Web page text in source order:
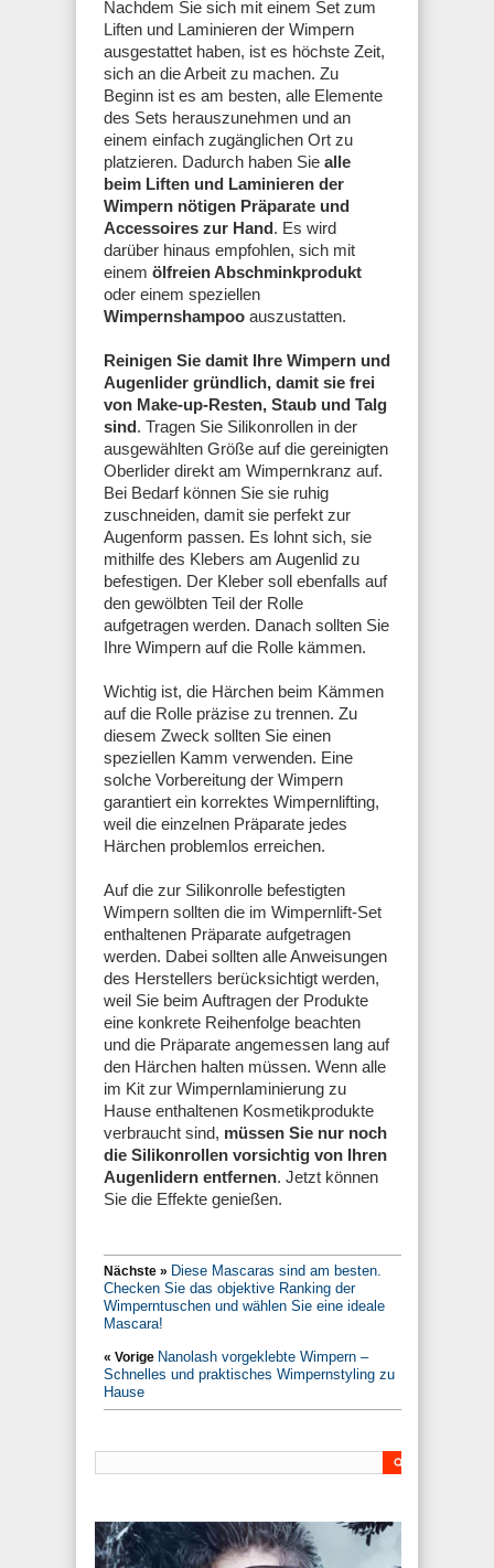
Nachdem Sie sich mit einem Set zum
Liften und Laminieren der Wimpern
ausgestattet haben, ist es höchste Zeit,
sich an die Arbeit zu machen. Zu
Beginn ist es am besten, alle Elemente
des Sets herauszunehmen und an
einem einfach zugänglichen Ort zu
platzieren. Dadurch haben Sie alle
beim Liften und Laminieren der
Wimpern nötigen Präparate und
Accessoires zur Hand. Es wird
darüber hinaus empfohlen, sich mit
einem ölfreien Abschminkprodukt
oder einem speziellen
Wimpernshampoo auszustatten.
Reinigen Sie damit Ihre Wimpern und
Augenlider gründlich, damit sie frei
von Make-up-Resten, Staub und Talg
sind. Tragen Sie Silikonrollen in der
ausgewählten Größe auf die gereinigten
Oberlider direkt am Wimpernkranz auf.
Bei Bedarf können Sie sie ruhig
zuschneiden, damit sie perfekt zur
Augenform passen. Es lohnt sich, sie
mithilfe des Klebers am Augenlid zu
befestigen. Der Kleber soll ebenfalls auf
den gewölbten Teil der Rolle
aufgetragen werden. Danach sollten Sie
Ihre Wimpern auf die Rolle kämmen.
Wichtig ist, die Härchen beim Kämmen
auf die Rolle präzise zu trennen. Zu
diesem Zweck sollten Sie einen
speziellen Kamm verwenden. Eine
solche Vorbereitung der Wimpern
garantiert ein korrektes Wimpernlifting,
weil die einzelnen Präparate jedes
Härchen problemlos erreichen.
Auf die zur Silikonrolle befestigten
Wimpern sollten die im Wimpernlift-Set
enthaltenen Präparate aufgetragen
werden. Dabei sollten alle Anweisungen
des Herstellers berücksichtigt werden,
weil Sie beim Auftragen der Produkte
eine konkrete Reihenfolge beachten
und die Präparate angemessen lang auf
den Härchen halten müssen. Wenn alle
im Kit zur Wimpernlaminierung zu
Hause enthaltenen Kosmetikprodukte
verbraucht sind, müssen Sie nur noch
die Silikonrollen vorsichtig von Ihren
Augenlidern entfernen. Jetzt können
Sie die Effekte genießen.
Nächste » Diese Mascaras sind am besten.
Checken Sie das objektive Ranking der
Wimperntuschen und wählen Sie eine ideale
Mascara!
« Vorige Nanolash vorgeklebte Wimpern –
Schnelles und praktisches Wimpernstyling zu
Hause